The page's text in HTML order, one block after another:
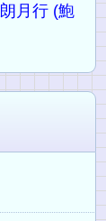
朗月行 (鮑